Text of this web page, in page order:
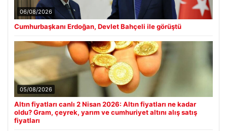
06/08/2026
Cumhurbaşkanı Erdoğan, Devlet Bahçeli ile görüştü
05/08/2026
Altın fiyatları canlı 2 Nisan 2026: Altın fiyatları ne kadar
oldu? Gram, çeyrek, yarım ve cumhuriyet altını alış satış
fiyatları